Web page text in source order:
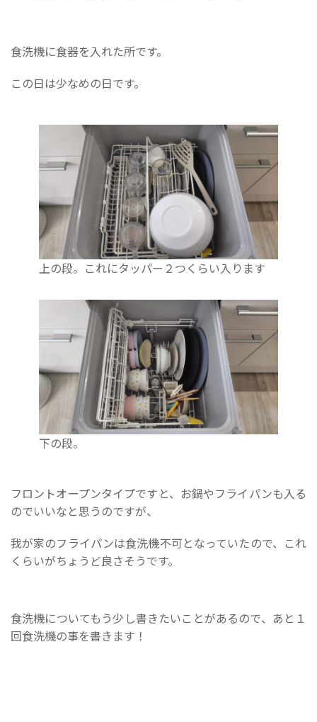
食洗機に食器を入れた所です。
この日は少なめの日です。
上の段。これにタッパー２つくらい入ります
下の段。
フロントオープンタイプですと、お鍋やフライパンも入る
のでいいなと思うのですが、
我が家のフライパンは食洗機不可となっていたので、これ
くらいがちょうど良さそうです。
食洗機についてもう少し書きたいことがあるので、あと１
回食洗機の事を書きます！